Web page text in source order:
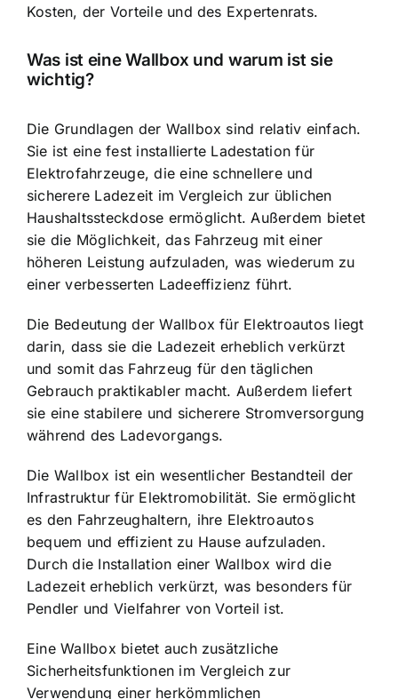
Kosten, der Vorteile und des Expertenrats.
Was ist eine Wallbox und warum ist sie
wichtig?
Die Grundlagen der Wallbox sind relativ einfach.
Sie ist eine fest installierte Ladestation für
Elektrofahrzeuge, die eine schnellere und
sicherere Ladezeit im Vergleich zur üblichen
Haushaltssteckdose ermöglicht. Außerdem bietet
sie die Möglichkeit, das Fahrzeug mit einer
höheren Leistung aufzuladen, was wiederum zu
einer verbesserten Ladeeffizienz führt.
Die Bedeutung der Wallbox für Elektroautos liegt
darin, dass sie die Ladezeit erheblich verkürzt
und somit das Fahrzeug für den täglichen
Gebrauch praktikabler macht. Außerdem liefert
sie eine stabilere und sicherere Stromversorgung
während des Ladevorgangs.
Die Wallbox ist ein wesentlicher Bestandteil der
Infrastruktur für Elektromobilität. Sie ermöglicht
es den Fahrzeughaltern, ihre Elektroautos
bequem und effizient zu Hause aufzuladen.
Durch die Installation einer Wallbox wird die
Ladezeit erheblich verkürzt, was besonders für
Pendler und Vielfahrer von Vorteil ist.
Eine Wallbox bietet auch zusätzliche
Sicherheitsfunktionen im Vergleich zur
Verwendung einer herkömmlichen